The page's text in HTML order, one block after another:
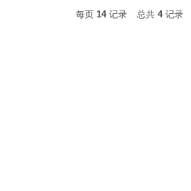
每页 14记录 总共 4记录